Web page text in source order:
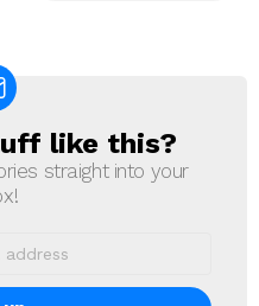
like this?
straight into your